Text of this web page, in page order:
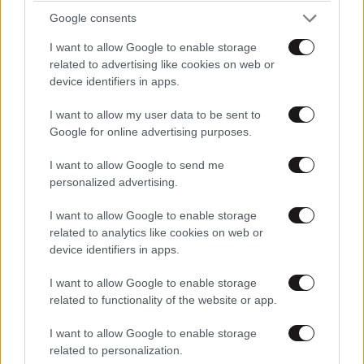
Google consents
I want to allow Google to enable storage
related to advertising like cookies on web or
device identifiers in apps.
I want to allow my user data to be sent to
Google for online advertising purposes.
I want to allow Google to send me
personalized advertising.
I want to allow Google to enable storage
related to analytics like cookies on web or
device identifiers in apps.
I want to allow Google to enable storage
related to functionality of the website or app.
I want to allow Google to enable storage
related to personalization.
Απαντήστε
ΤΟ ΓΈΛΙΟ ΤΗΣ ΑΡΚΟΥΔΑΣ 01·11·2024 23:18
ΠΕΡΙΣΣΟΤΕΡΑ ΣΧΟΛΙΑ